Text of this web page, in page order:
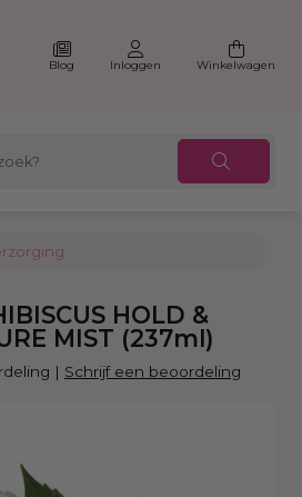
Blog Inloggen Winkelwagen
HOLD &
MIST (237ml)
| Schrijf een beoordeling